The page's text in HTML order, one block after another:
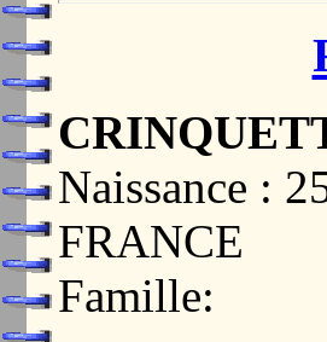
Naissance :
FRANCE
Famille: